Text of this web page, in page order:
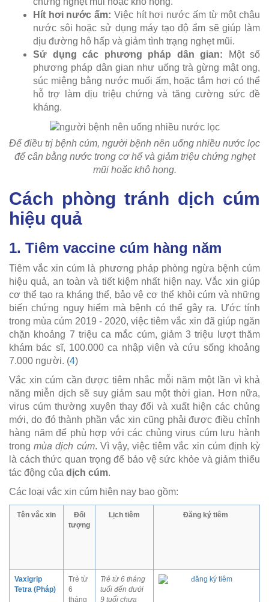
Hít hơi nước ấm: Việc hít hơi nước ấm từ một chậu
nước sôi hoặc sử dụng máy tạo độ ẩm sẽ giúp làm
dịu đường hô hấp và giảm tình trạng nghẹt mũi.
Sử dụng các phương pháp dân gian: Một số
phương pháp dân gian như uống trà gừng mật ong,
súc miệng bằng nước muối ấm, hoặc tắm hơi có thể
hỗ trợ làm dịu triệu chứng và tăng cường sức đề
kháng.
Để điều trị bệnh cúm, người bệnh nên uống nhiều nước lọc
để cân bằng nước trong cơ hể và giảm triệu chứng nghẹt
mũi hoặc khô họng.
Cách phòng tránh dịch cúm
hiệu quả
1. Tiêm vaccine cúm hàng năm
Tiêm vắc xin cúm là phương pháp phòng ngừa bệnh cúm
hiệu quả, an toàn và tiết kiệm nhất hiện nay. Vắc xin giúp
cơ thể tạo ra kháng thể, bảo vệ cơ thể khỏi cúm và những
biến chứng nguy hiểm mà bệnh có thể gây ra. Ước tính
trong mùa cúm 2019 - 2020, việc tiêm vắc xin đã giúp ngăn
chặn khoảng 7 triệu ca mắc cúm, giảm 3 triệu lượt thăm
khám bác sĩ, 100.000 ca nhập viện và cứu sống khoảng
7.000 người. (4)
Vắc xin cúm cần được tiêm nhắc mỗi năm một lần vì khả
năng miễn dịch sẽ suy giảm sau một thời gian. Hơn nữa,
virus cúm thường xuyên thay đổi và xuất hiện các chủng
mới, do đó thành phần vắc xin cũng phải được điều chỉnh
hàng năm để phù hợp với các chủng virus cúm lưu hành
trongmùa dịch cúm. Vì vậy, việc tiêm vắc xin cúm định kỳ
là cách thức quan trọng để bảo vệ sức khỏe và giảm thiểu
tác động của dịch cúm.
Các loại vắc xin cúm hiện nay bao gồm:
Tên vắc xin
Đối
tượng
Lịch tiêm Đăng ký tiêm
Vaxigrip
Tetra (Pháp)
Trẻ từ
6
tháng
Trẻ từ 6 tháng
tuổi đến dưới
9 tuổi chưa